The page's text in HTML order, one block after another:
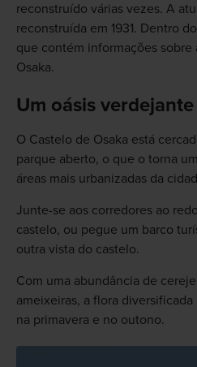
reconstruído várias vezes. A
reconstruída em 1931. Dentro
que contém informações sobre
Osaka.
Um oásis
O Castelo de Osaka está
parque aberto, o que o torna
áreas mais urbanizadas da
Junte-se aos corredores ao
castelo, ou pegue um barco
outra vista do castelo.
Com uma abundância de
ameixeiras, a flora
na primavera e no outono.